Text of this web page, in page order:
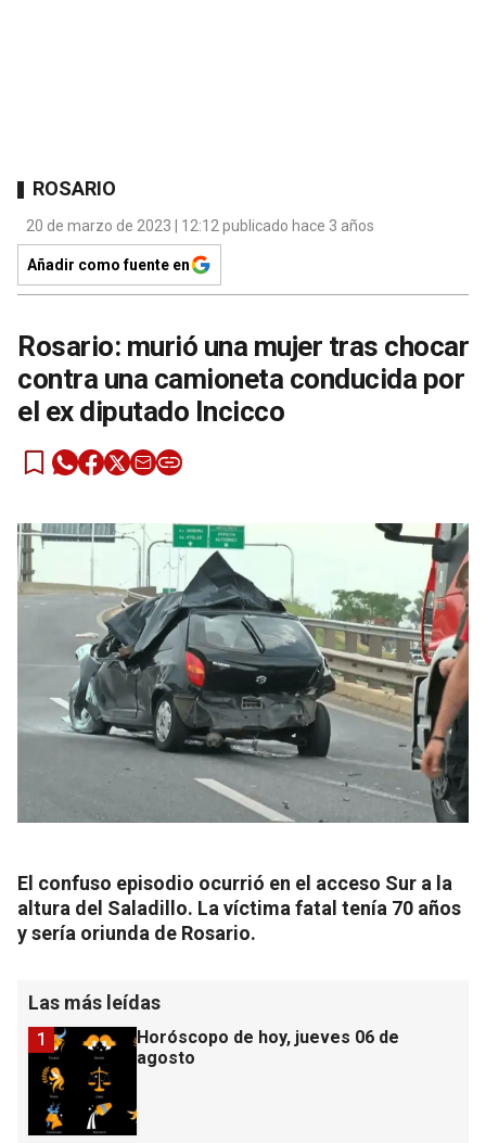
ROSARIO
20 de marzo de 2023 | 12:12 publicado hace 3 años
Añadir como fuente en
Rosario: murió una mujer tras chocar
contra una camioneta conducida por
el ex diputado Incicco
El confuso episodio ocurrió en el acceso Sur a la
altura del Saladillo. La víctima fatal tenía 70 años
y sería oriunda de Rosario.
Las más leídas
Horóscopo de hoy, jueves 06 de
agosto
1